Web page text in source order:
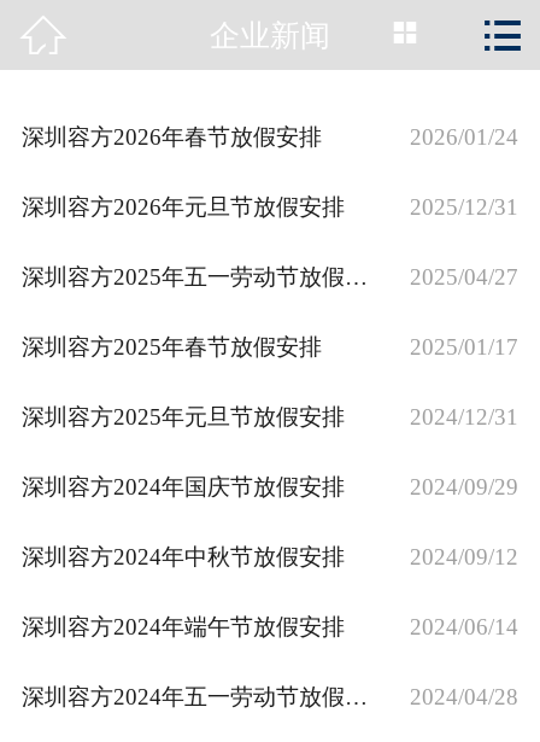
 首页
产品展示
工程案例
资质荣誉
服务支持
 企业新闻  
深圳容方2026年春节放假安排 2026/01/24
深圳容方2026年元旦节放假安排 2025/12/31
深圳容方2025年五一劳动节放假安排 2025/04/27
深圳容方2025年春节放假安排 2025/01/17
深圳容方2025年元旦节放假安排 2024/12/31
深圳容方2024年国庆节放假安排 2024/09/29
深圳容方2024年中秋节放假安排 2024/09/12
深圳容方2024年端午节放假安排 2024/06/14
深圳容方2024年五一劳动节放假安排 2024/04/28